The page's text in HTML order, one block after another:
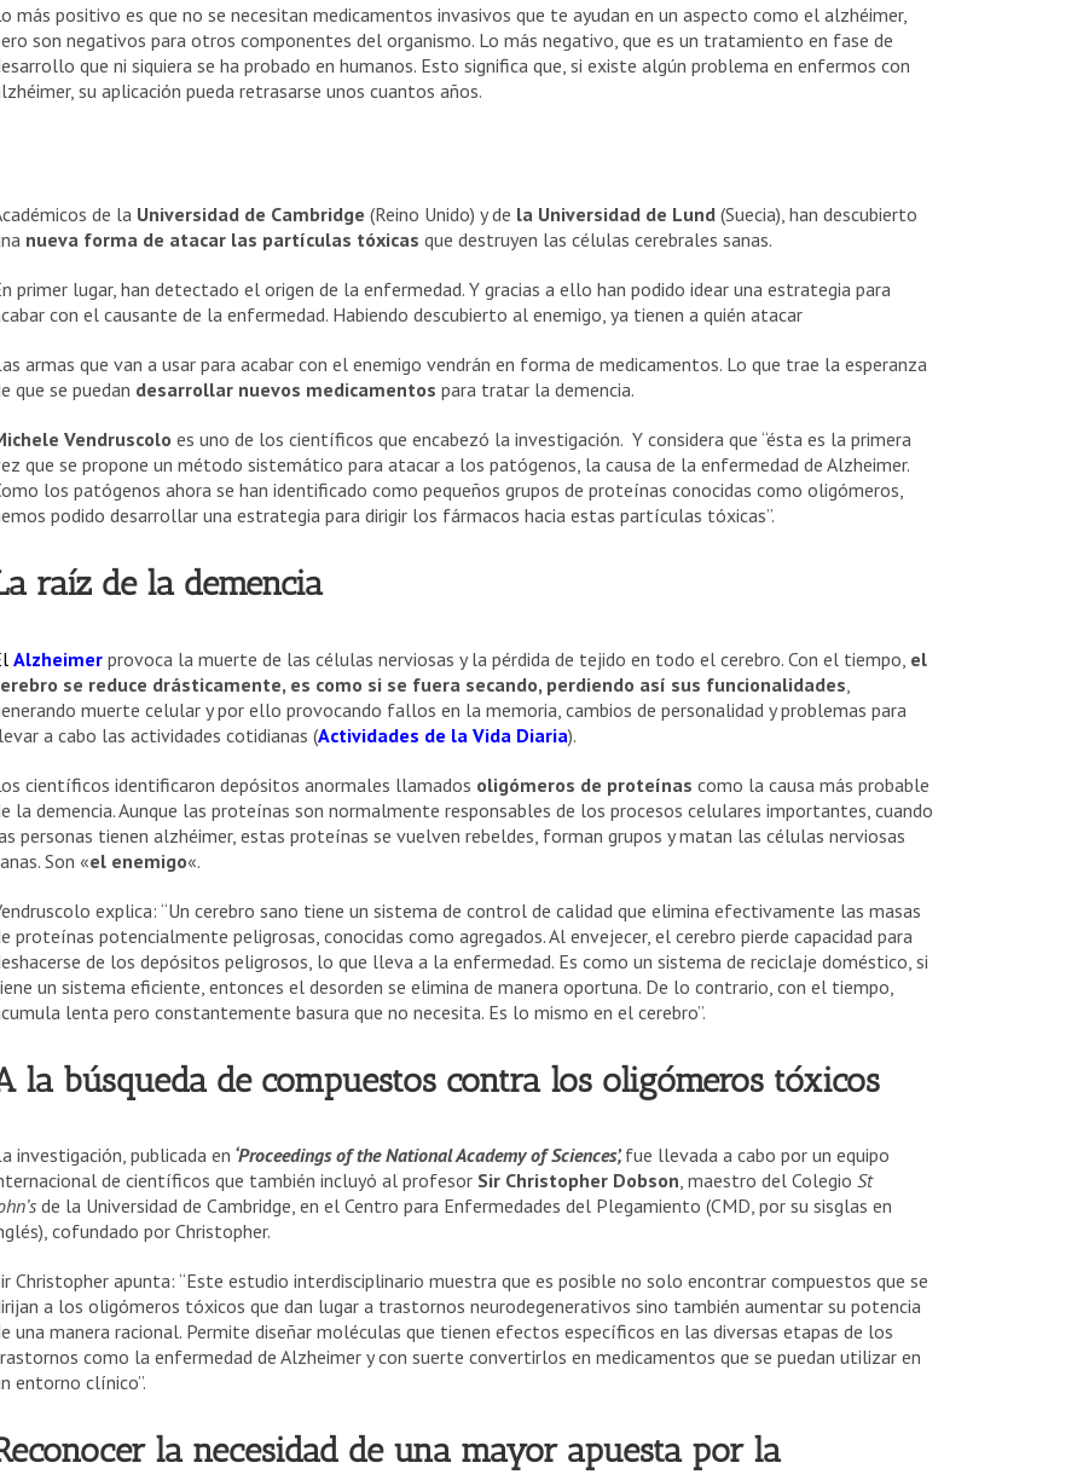
más positivo es que no se necesitan medicamentos invasivos que te ayudan en un aspecto como el alzhéimer,
son negativos para otros componentes del organismo. Lo más negativo, que es un tratamiento en fase de
que ni siquiera se ha probado en humanos. Esto significa que, si existe algún problema en enfermos con
su aplicación pueda retrasarse unos cuantos años.
de la Universidad de Cambridge (Reino Unido) y de la Universidad de Lund (Suecia), han descubierto
nueva forma de atacar las partículas tóxicas que destruyen las células cerebrales sanas.
primer lugar, han detectado el origen de la enfermedad. Y gracias a ello han podido idear una estrategia para
con el causante de la enfermedad. Habiendo descubierto al enemigo, ya tienen a quién atacar
armas que van a usar para acabar con el enemigo vendrán en forma de medicamentos. Lo que trae la esperanza
que se puedan desarrollar nuevos medicamentos para tratar la demencia.
Vendruscolo es uno de los científicos que encabezó la investigación. Y considera que “ésta es la primera
que se propone un método sistemático para atacar a los patógenos, la causa de la enfermedad de Alzheimer.
los patógenos ahora se han identificado como pequeños grupos de proteínas conocidas como oligómeros,
podido desarrollar una estrategia para dirigir los fármacos hacia estas partículas tóxicas”.
raíz de la demencia
Alzheimer provoca la muerte de las células nerviosas y la pérdida de tejido en todo el cerebro. Con el tiempo, el
se reduce drásticamente, es como si se fuera secando, perdiendo así sus funcionalidades
muerte celular y por ello provocando fallos en la memoria, cambios de personalidad y problemas para
a cabo las actividades cotidianas (Actividades de la Vida Diaria).
científicos identificaron depósitos anormales llamados oligómeros de proteínas como la causa más probable
la demencia. Aunque las proteínas son normalmente responsables de los procesos celulares importantes, cuando
personas tienen alzhéimer, estas proteínas se vuelven rebeldes, forman grupos y matan las células nerviosas
Son «el enemigo«.
explica: “Un cerebro sano tiene un sistema de control de calidad que elimina efectivamente las masas
proteínas potencialmente peligrosas, conocidas como agregados. Al envejecer, el cerebro pierde capacidad para
de los depósitos peligrosos, lo que lleva a la enfermedad. Es como un sistema de reciclaje doméstico, si
un sistema eficiente, entonces el desorden se elimina de manera oportuna. De lo contrario, con el tiempo,
lenta pero constantemente basura que no necesita. Es lo mismo en el cerebro”.
la búsqueda de compuestos contra los oligómeros tóxicos
investigación, publicada en ‘Proceedings of the National Academy of Sciences’, fue llevada a cabo por un equipo
de científicos que también incluyó al profesor Sir Christopher Dobson, maestro del Colegio St
de la Universidad de Cambridge, en el Centro para Enfermedades del Plegamiento (CMD, por su sisglas en
cofundado por Christopher.
Christopher apunta: “Este estudio interdisciplinario muestra que es posible no solo encontrar compuestos que se
a los oligómeros tóxicos que dan lugar a trastornos neurodegenerativos sino también aumentar su potencia
una manera racional. Permite diseñar moléculas que tienen efectos específicos en las diversas etapas de los
como la enfermedad de Alzheimer y con suerte convertirlos en medicamentos que se puedan utilizar en
entorno clínico”.
la necesidad de una mayor apuesta por la